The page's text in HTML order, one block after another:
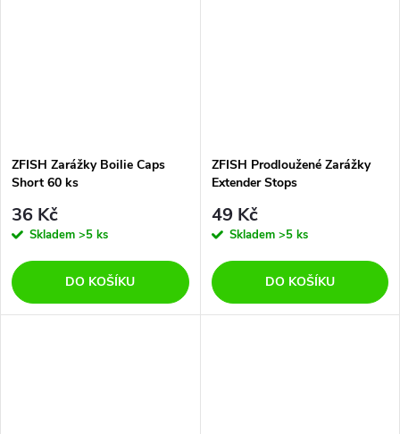
ZFISH Zarážky Boilie Caps
Short 60 ks
36 Kč
Skladem >5 ks
DO KOŠÍKU
ZFISH Prodloužené Zarážky
Extender Stops
49 Kč
Skladem >5 ks
DO KOŠÍKU